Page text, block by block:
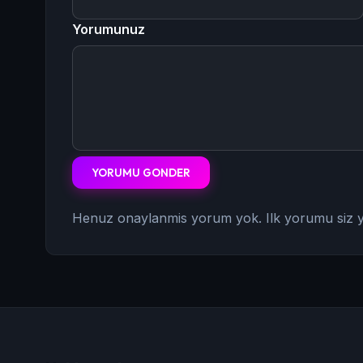
Yorumunuz
YORUMU GONDER
Henuz onaylanmis yorum yok. Ilk yorumu siz